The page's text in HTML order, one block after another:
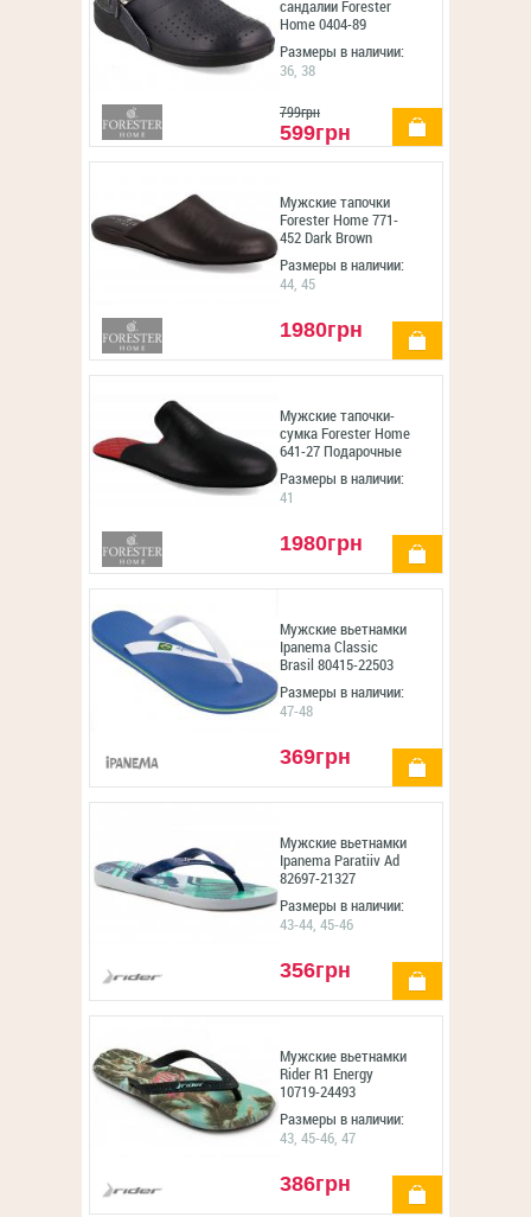
сандалии Forester
Home 0404-89
Размеры в наличии:
36, 38
799грн
599грн
купить
Мужские тапочки
Forester Home 771-
452 Dark Brown
Размеры в наличии:
44, 45
1980грн купить
Мужские тапочки-
сумка Forester Home
641-27 Подарочные
Размеры в наличии:
41
1980грн купить
Мужские вьетнамки
Ipanema Classic
Brasil 80415-22503
Размеры в наличии:
47-48
369грн купить
Мужские вьетнамки
Ipanema Paratiiv Ad
82697-21327
Размеры в наличии:
43-44, 45-46
356грн купить
Мужские вьетнамки
Rider R1 Energy
10719-24493
Размеры в наличии:
43, 45-46, 47
386грн купить